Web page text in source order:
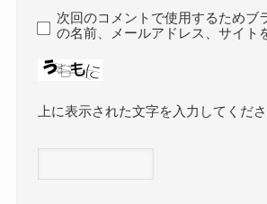
次回のコメントで使用するためブ
の名前、メールアドレス、サイト
上に表示された文字を入力してくださ